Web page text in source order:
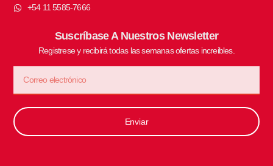
+54 11 5585-7666
Suscríbase A Nuestros Newsletter
Registrese y recibirá todas las semanas ofertas increibles.
Enviar